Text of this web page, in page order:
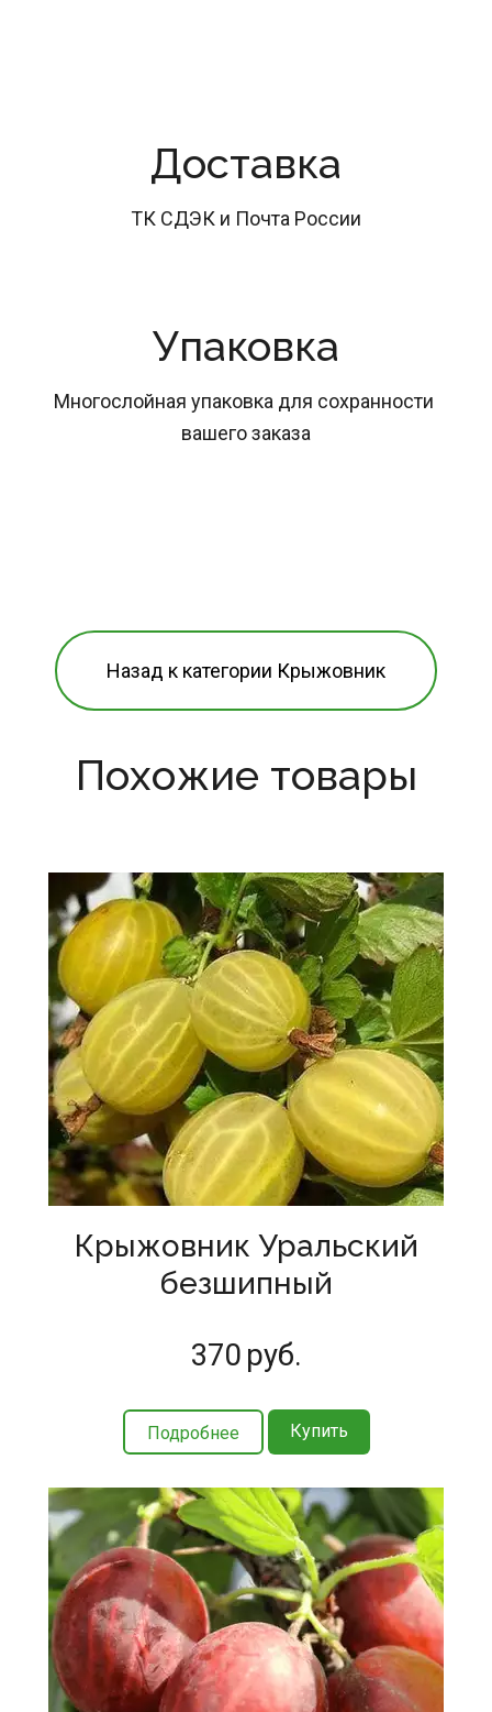
Доставка
ТК СДЭК и Почта России
Упаковка
Многослойная упаковка для сохранности
вашего заказа
Назад к категории Крыжовник
Похожие товары
Крыжовник Уральский
безшипный
370 руб.
Подробнее Купить